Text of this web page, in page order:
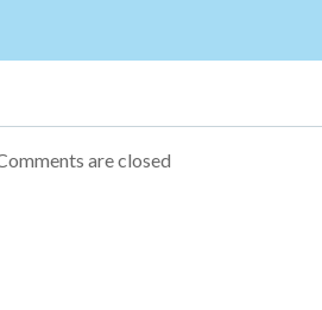
are closed